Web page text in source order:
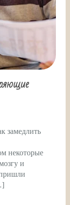
замедлить
некоторые
и